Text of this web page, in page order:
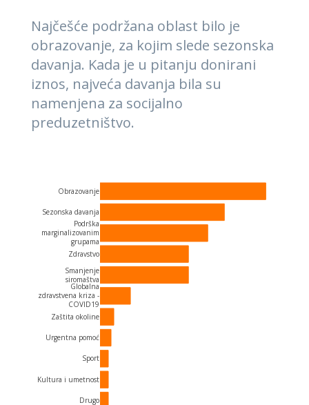
Najčešće podržana oblast bilo je
obrazovanje, za kojim slede sezonska
davanja. Kada je u pitanju donirani
iznos, najveća davanja bila su
namenjena za socijalno
preduzetništvo.